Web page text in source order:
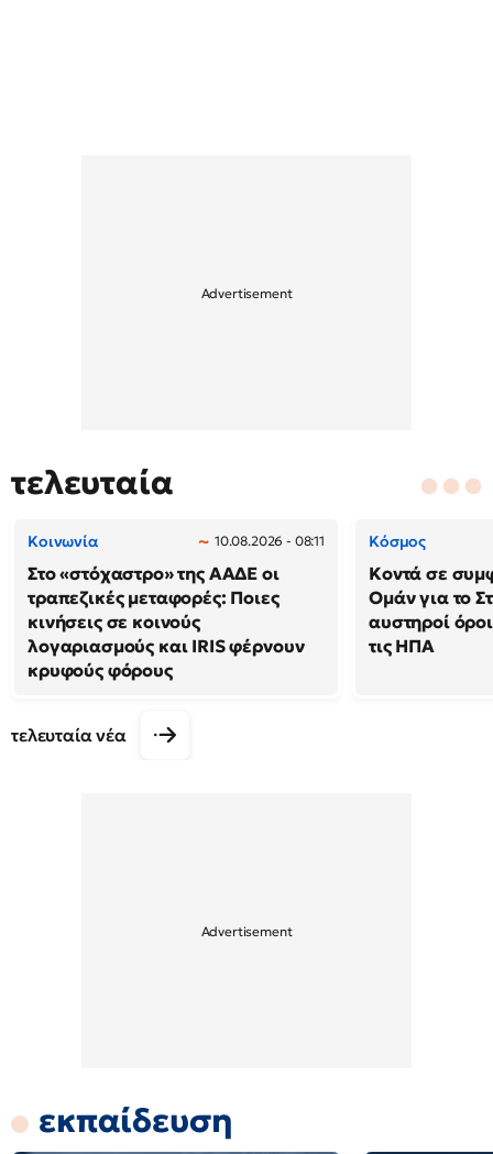
τελευταία
Κοινωνία 10.08.2026 - 08:11
Στο «στόχαστρο» της ΑΑΔΕ οι
τραπεζικές μεταφορές: Ποιες
κινήσεις σε κοινούς
λογαριασμούς και IRIS φέρνουν
κρυφούς φόρους
Κόσμος
Κοντά σε
Ομάν για το
αυστηροί
τις ΗΠΑ
τελευταία νέα
εκπαίδευση